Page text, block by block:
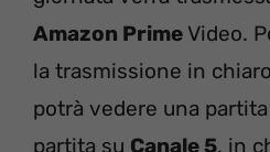
Amazon Prime Video.
la trasmissione in
potrà vedere una
partita su Canale 5, in